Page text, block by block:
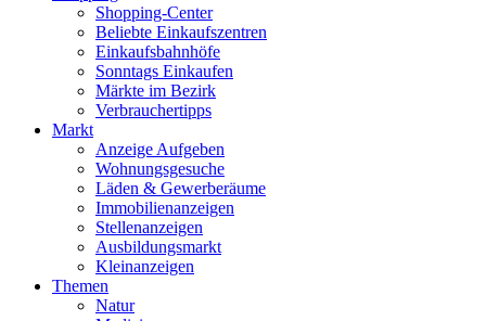
Shopping-Center
Beliebte Einkaufszentren
Einkaufsbahnhöfe
Sonntags Einkaufen
Märkte im Bezirk
Verbrauchertipps
Markt
Anzeige Aufgeben
Wohnungsgesuche
Läden & Gewerberäume
Immobilienanzeigen
Stellenanzeigen
Ausbildungsmarkt
Kleinanzeigen
Themen
Natur